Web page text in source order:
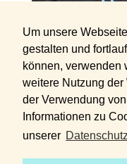
Um unsere
gestalten und
können, verwenden
weitere Nutzung
der Verwendung
Informationen zu
unserer